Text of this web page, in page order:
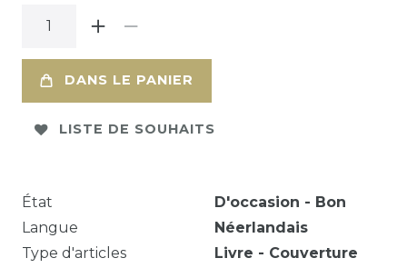
DANS LE PANIER
LISTE DE SOUHAITS
État
D'occasion - Bon
Langue
Néerlandais
Type d'articles
Livre - Couverture